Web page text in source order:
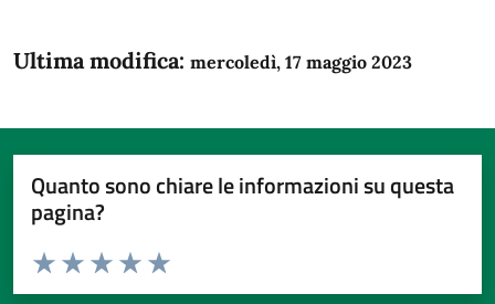
Ultima modifica: mercoledì, 17 maggio 2023
Quanto sono chiare le informazioni su questa
pagina?
Domanda
Valuta da 1 a 5 stelle la pagina
Valuta 5 stelle su 5
Valuta 4 stelle su 5
Valuta 3 stelle su 5
Valuta 2 stelle su 5
Valuta 1 stelle su 5